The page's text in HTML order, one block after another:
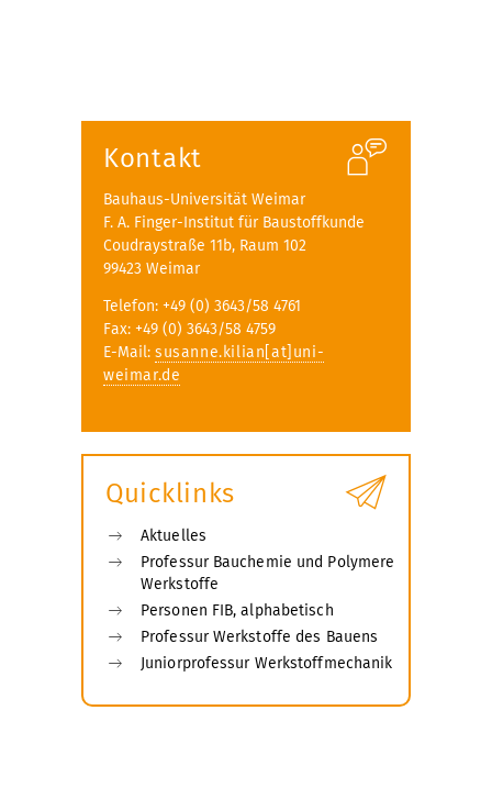
Kontakt
Bauhaus-Universität Weimar
F. A. Finger-Institut für Baustoffkunde
Coudraystraße 11b, Raum 102
99423 Weimar
Telefon: +49 (0) 3643/58 4761
Fax: +49 (0) 3643/58 4759
E-Mail: susanne.kilian[at]uni-
weimar.de
Quicklinks
Aktuelles
Professur Bauchemie und Polymere
Werkstoffe
Personen FIB, alphabetisch
Professur Werkstoffe des Bauens
Juniorprofessur Werkstoffmechanik